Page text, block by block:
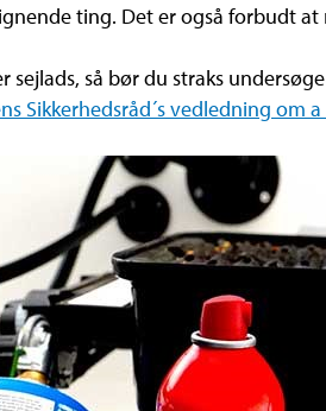
ting. Det er også forbudt at
sejlads, så bør du straks
Sikkerhedsråd´s vedledning om